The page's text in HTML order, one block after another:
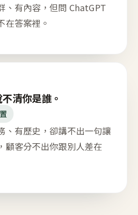
、有內容，但問 ChatGPT
在答案裡。
清你是誰。
、有歷史，卻講不出一句讓
顧客分不出你跟別人差在